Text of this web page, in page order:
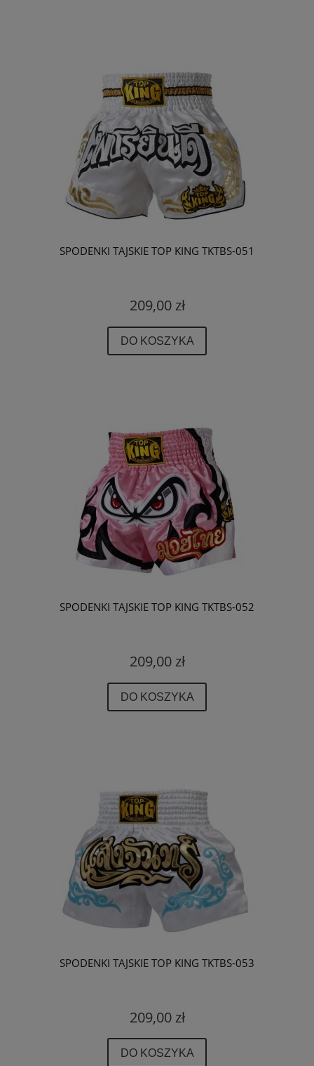
SPODENKI TAJSKIE TOP KING TKTBS-051
209,00 zł
DO KOSZYKA
SPODENKI TAJSKIE TOP KING TKTBS-052
209,00 zł
DO KOSZYKA
SPODENKI TAJSKIE TOP KING TKTBS-053
209,00 zł
DO KOSZYKA